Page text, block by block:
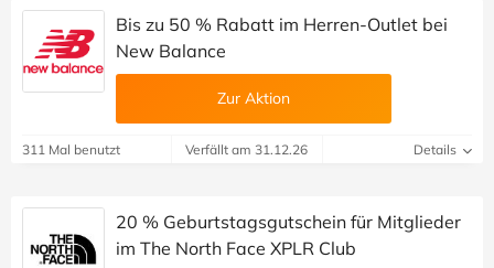
Bis zu 50 % Rabatt im Herren-Outlet bei
New Balance
Zur Aktion
311 Mal benutzt Verfällt am 31.12.26 Details
20 % Geburtstagsgutschein für Mitglieder
im The North Face XPLR Club